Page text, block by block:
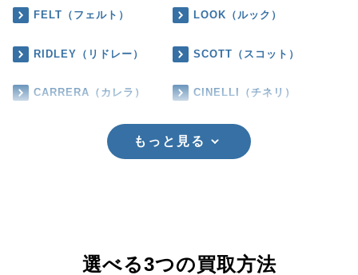
FELT（フェルト） LOOK（ルック）
RIDLEY（リドレー） SCOTT（スコット）
CARRERA（カレラ） CINELLI（チネリ）
もっと見る
選べる3つの買取方法